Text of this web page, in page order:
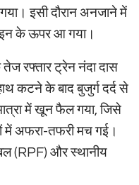
इसी दौरान अनजाने में
के ऊपर आ गया।
रफ्तार ट्रेन नंदा दास
कटने के बाद बुजुर्ग दर्द से
में खून फैल गया, जिसे
में अफरा-तफरी मच गई।
(RPF) और स्थानीय